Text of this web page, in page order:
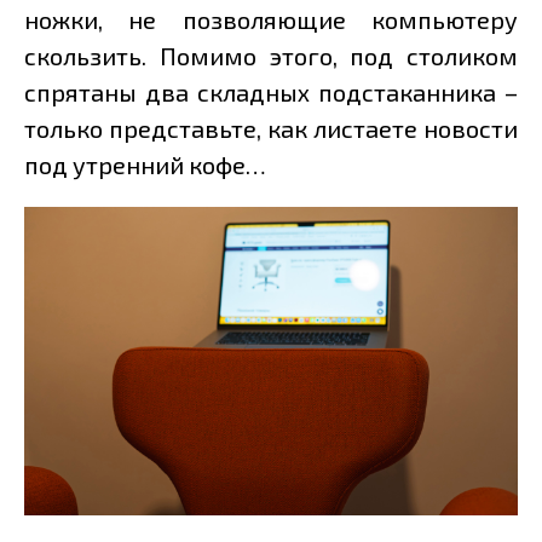
ножки, не позволяющие компьютеру
скользить. Помимо этого, под столиком
спрятаны два складных подстаканника –
только представьте, как листаете новости
под утренний кофе…